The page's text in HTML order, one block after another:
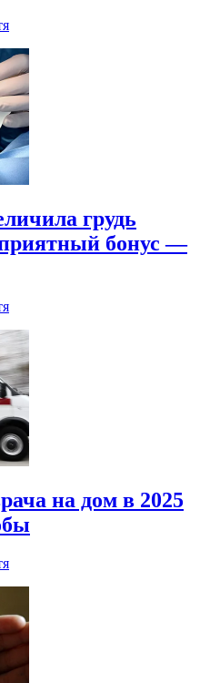
грудь
бонус —
на дом в 2025